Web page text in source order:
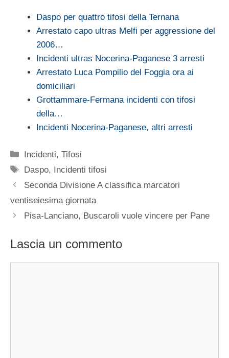
Daspo per quattro tifosi della Ternana
Arrestato capo ultras Melfi per aggressione del
2006…
Incidenti ultras Nocerina-Paganese 3 arresti
Arrestato Luca Pompilio del Foggia ora ai
domiciliari
Grottammare-Fermana incidenti con tifosi
della…
Incidenti Nocerina-Paganese, altri arresti
Categorie
Incidenti,Tifosi
Tag
Daspo,
Incidenti tifosi
Seconda Divisione A classifica marcatori
ventiseiesima giornata
Pisa-Lanciano, Buscaroli vuole vincere per Pane
Lascia un commento